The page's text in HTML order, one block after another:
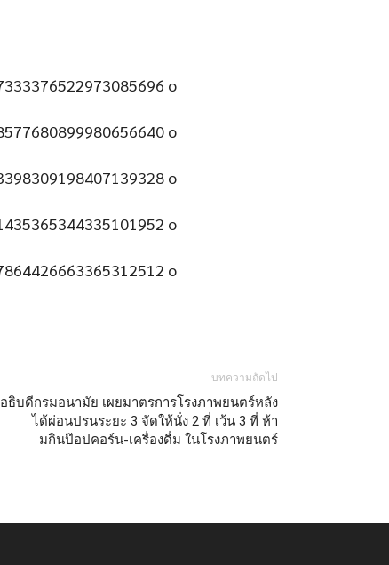
บทความถัดไป
อธิบดีกรมอนามัย เผยมาตรการโรงภาพยนตร์หลัง
ได้ผ่อนปรนระยะ 3 จัดให้นั่ง 2 ที่ เว้น 3 ที่ ห้า
มกินป๊อปคอร์น-เครื่องดื่ม ในโรงภาพยนตร์